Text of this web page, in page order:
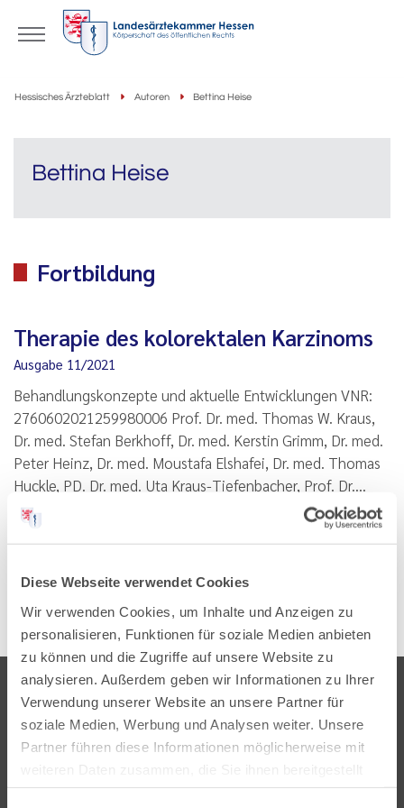
Diese Webseite verwendet Cookies
Wir verwenden Cookies, um Inhalte und Anzeigen zu
personalisieren, Funktionen für soziale Medien anbieten
zu können und die Zugriffe auf unsere Website zu
analysieren. Außerdem geben wir Informationen zu Ihrer
Verwendung unserer Website an unsere Partner für
soziale Medien, Werbung und Analysen weiter. Unsere
Partner führen diese Informationen möglicherweise mit
haben oder die sie im Rahmen Ihrer Nutzung der Dienste
Hessisches Ärzteblatt Autoren Bettina Heise
Bettina Heise
Fortbildung
Therapie des kolorektalen Karzinoms
Ausgabe 11/2021
Behandlungskonzepte und aktuelle Entwicklungen VNR:
2760602021259980006 Prof. Dr. med. Thomas W. Kraus,
Dr. med. Stefan Berkhoff, Dr. med. Kerstin Grimm, Dr. med.
Peter Heinz, Dr. med. Moustafa Elshafei, Dr. med. Thomas
Huckle, PD. Dr. med. Uta Kraus-Tiefenbacher, Prof. Dr.…
Lesen
Landesärztekammer Hessen